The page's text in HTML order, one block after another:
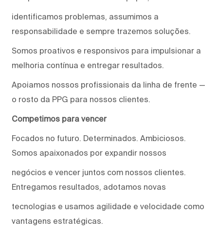
identificamos problemas, assumimos a
responsabilidade e sempre trazemos soluções.
Somos proativos e responsivos para impulsionar a
melhoria contínua e entregar resultados.
Apoiamos nossos profissionais da linha de frente —
o rosto da PPG para nossos clientes.
Competimos para vencer
Focados no futuro. Determinados. Ambiciosos.
Somos apaixonados por expandir nossos
negócios e vencer juntos com nossos clientes.
Entregamos resultados, adotamos novas
tecnologias e usamos agilidade e velocidade como
vantagens estratégicas.